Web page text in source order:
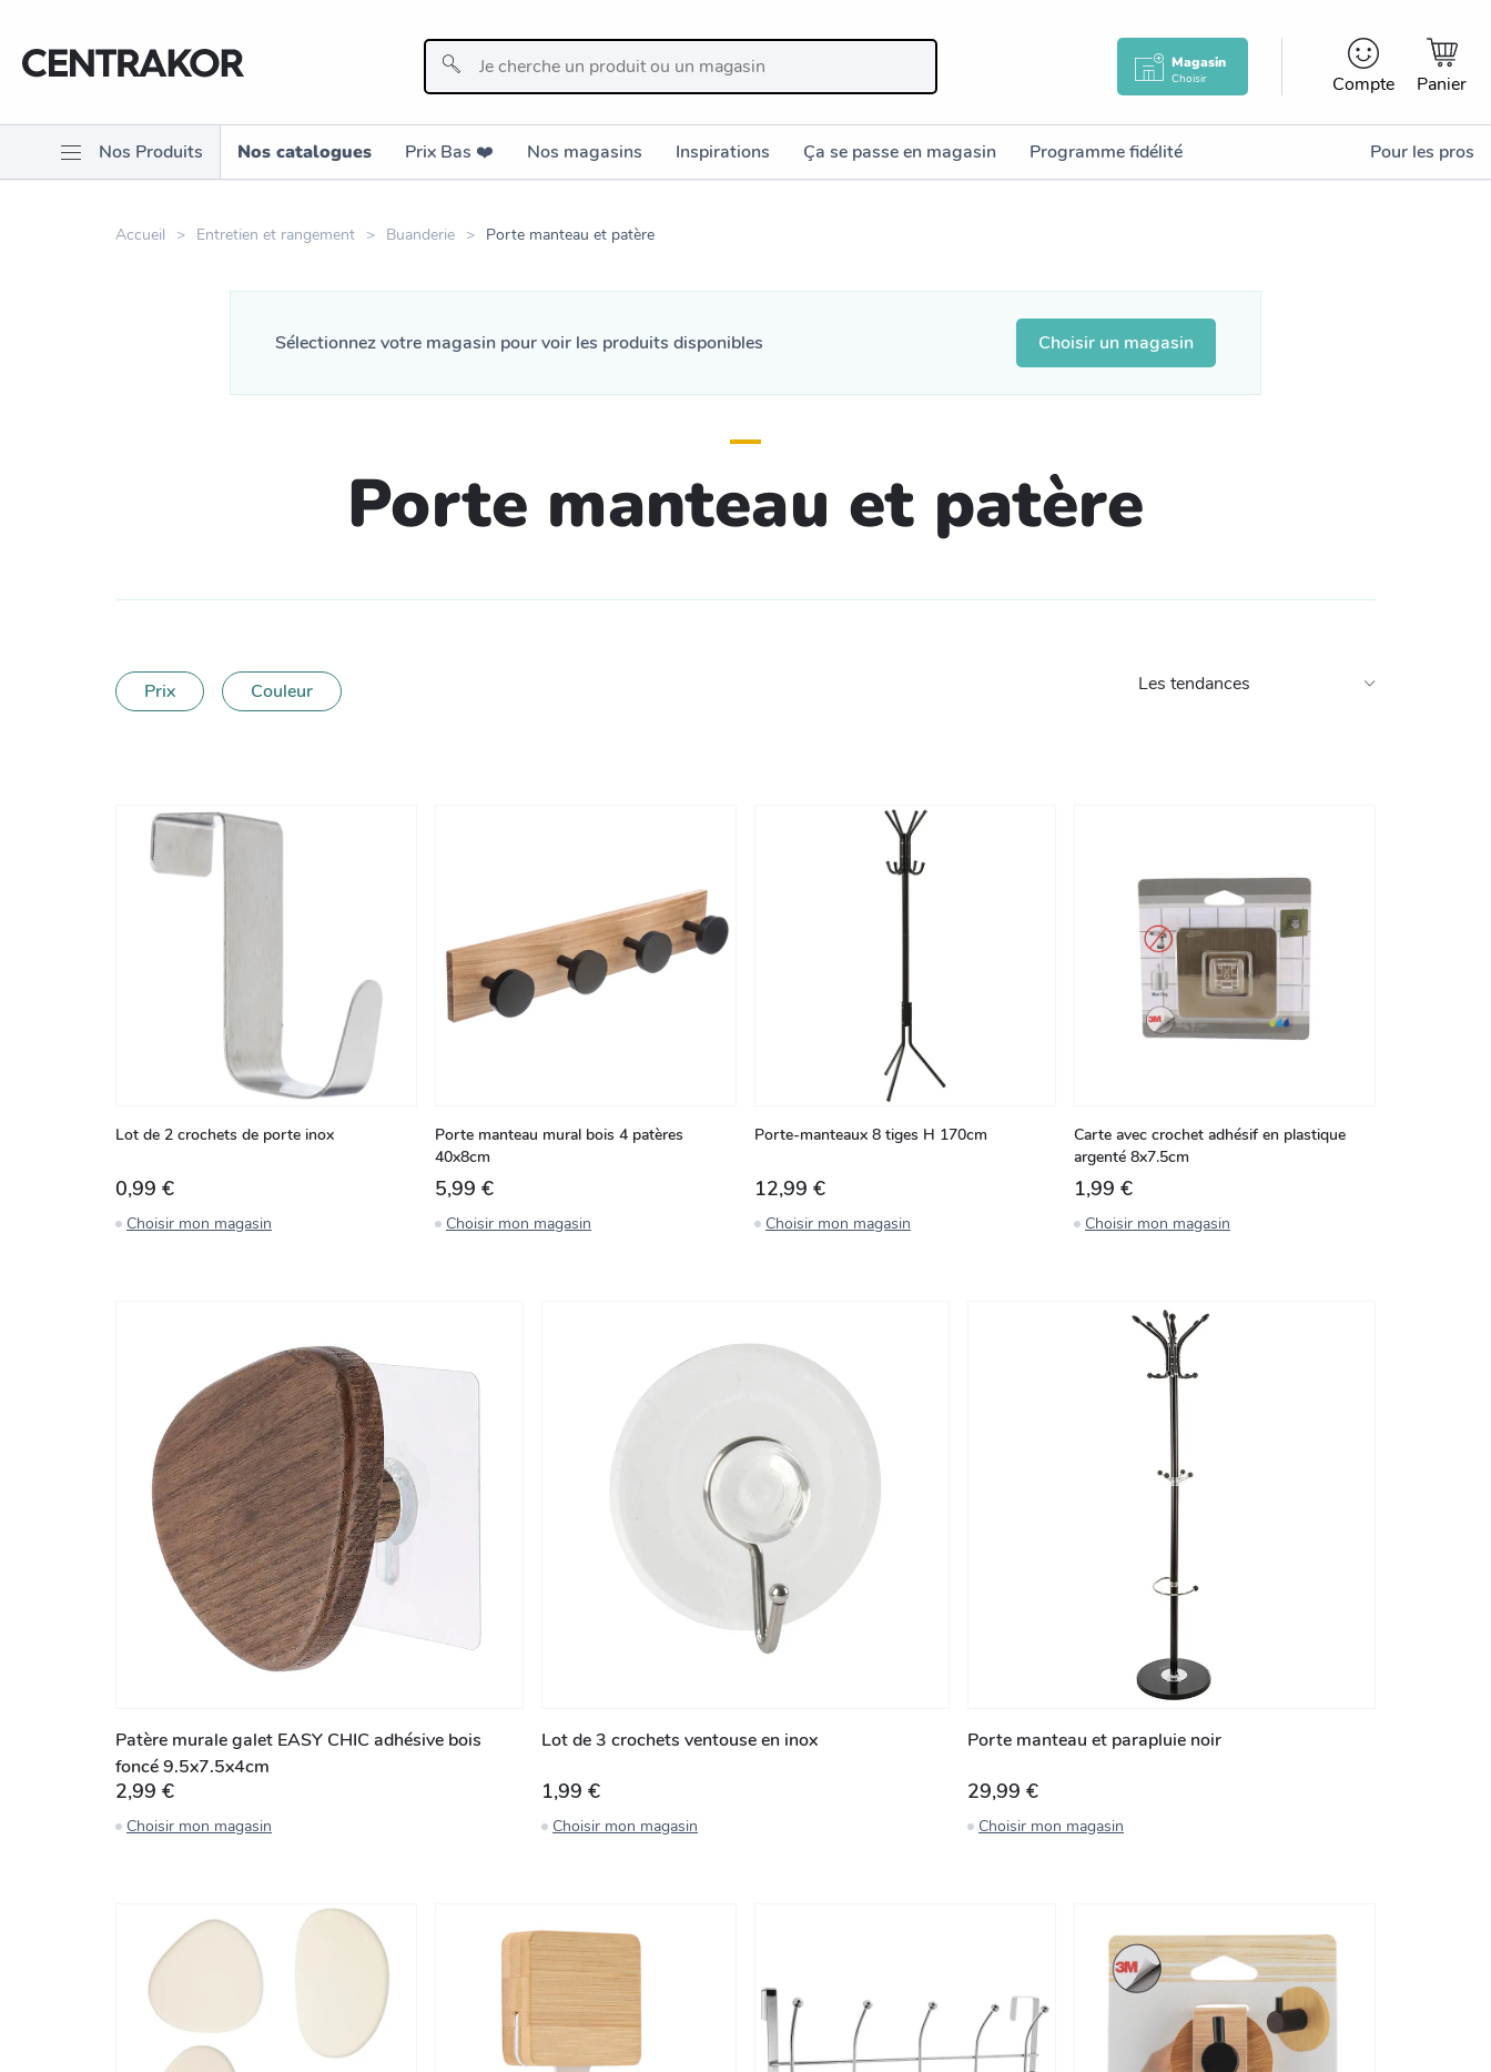
Magasin
Choisir Compte Panier
Nos Produits Nos catalogues Prix Bas ❤️️ Nos magasins Inspirations Ça se passe en magasin Programme fidélité Pour les pros
Accueil Entretien et rangement Buanderie Porte manteau et patère
Sélectionnez votre magasin pour voir les produits disponibles Choisir un magasin
Porte manteau et patère
Prix Couleur
Lot de 2 crochets de porte inox
0,99 €
Choisir mon magasin
Porte manteau mural bois 4 patères
40x8cm
5,99 €
Choisir mon magasin
Porte-manteaux 8 tiges H 170cm
12,99 €
Choisir mon magasin
Carte avec crochet adhésif en plastique
argenté 8x7.5cm
1,99 €
Choisir mon magasin
Patère murale galet EASY CHIC adhésive bois
foncé 9.5x7.5x4cm
2,99 €
Choisir mon magasin
Lot de 3 crochets ventouse en inox
1,99 €
Choisir mon magasin
Porte manteau et parapluie noir
29,99 €
Choisir mon magasin